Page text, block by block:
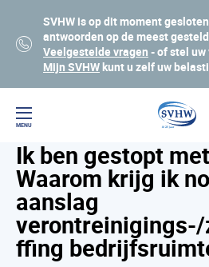
SVHW is op dit moment
antwoorden op de meest
Veelgestelde vragen - of stel uw
Mijn SVHWkunt u zelf uw
MENU
Ik ben gestopt
Waarom krijg ik
aanslag
ffing